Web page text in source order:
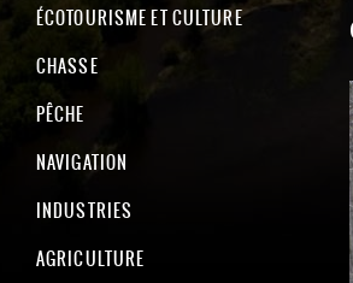
ÉCOTOURISME ET CULTURE
CHASSE
PÊCHE
NAVIGATION
INDUSTRIES
AGRICULTURE